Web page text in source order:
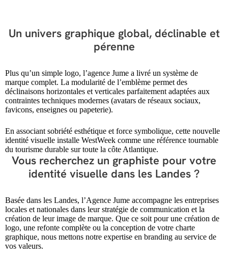
Un univers graphique global, déclinable et
pérenne
Plus qu’un simple logo, l’agence Jume a livré un système de
marque complet. La modularité de l’emblème permet des
déclinaisons horizontales et verticales parfaitement adaptées aux
contraintes techniques modernes (avatars de réseaux sociaux,
favicons, enseignes ou papeterie).
En associant sobriété esthétique et force symbolique, cette nouvelle
identité visuelle installe WestWeek comme une référence tournable
du tourisme durable sur toute la côte Atlantique.
Vous recherchez un graphiste pour votre
identité visuelle dans les Landes ?
Basée dans les Landes, l’Agence Jume accompagne les entreprises
locales et nationales dans leur stratégie de communication et la
création de leur image de marque. Que ce soit pourune création de
logo, une refonte complète ou la conception de votre charte
graphique, nous mettons notre expertise en branding au service de
vos valeurs.